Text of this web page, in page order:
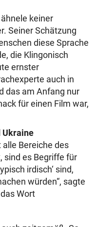
keiner
Seiner Schätzung
diese Sprache
die Klingonisch
ernster
auch in
das am Anfang nur
für einen Film war,
Ukraine
Bereiche des
sind es Begriffe für
irdisch‘ sind,
würden“, sagte
Wort